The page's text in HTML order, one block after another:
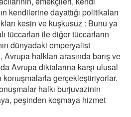
kendilerine dayattığı politikaları
kesin ve kuşkusuz : Bunu ya
tüccarları ile diğer tüccarların
dünyadaki emperyalist
halkları arasında barış ve
Avrupa diktalarına karşı ulusal
konuşmalarla gerçekleştiriyorlar.
halkı burjuvazinin
peşinden koşmaya hizmet